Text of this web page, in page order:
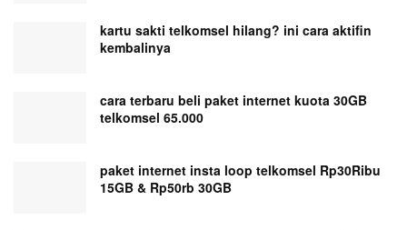
kartu sakti telkomsel hilang? ini cara aktifin
kembalinya
cara terbaru beli paket internet kuota 30GB
telkomsel 65.000
paket internet insta loop telkomsel Rp30Ribu
15GB & Rp50rb 30GB